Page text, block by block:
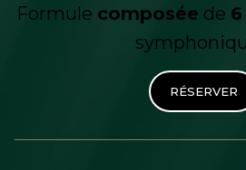
Formule composée de 6
RÉSERVER